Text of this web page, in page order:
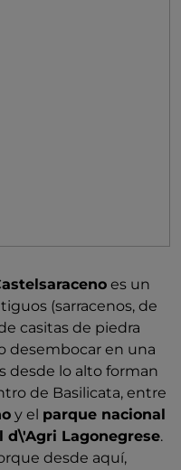
es un
(sarracenos, de
casitas de piedra
desembocar en una
desde lo alto forman
de Basilicata, entre
y el parque nacional
d\'Agri Lagonegrese.
desde aquí,